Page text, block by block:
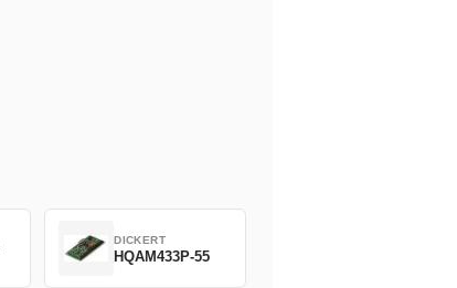
DICKERT
HQAM433P-55